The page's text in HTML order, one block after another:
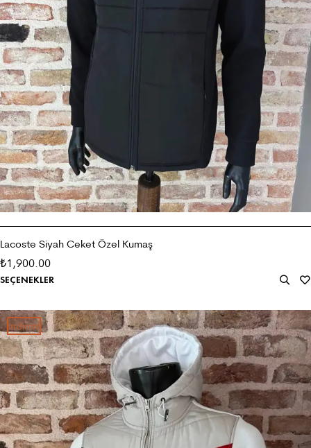
Lacoste Siyah Ceket Özel Kumaş
₺1,900.00
SEÇENEKLER
i̇ndirim!